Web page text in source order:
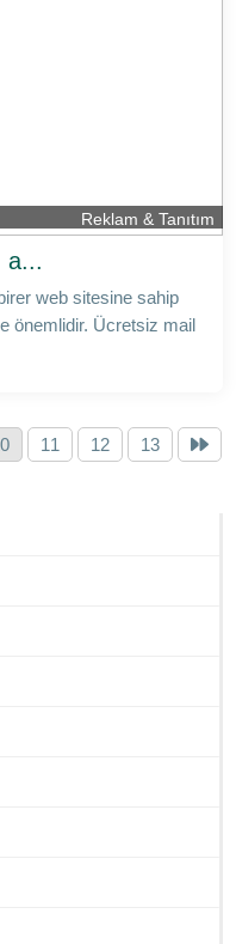
Reklam & Tanıtım
a...
web sitesine sahip
önemlidir. Ücretsiz mail
11 12 13